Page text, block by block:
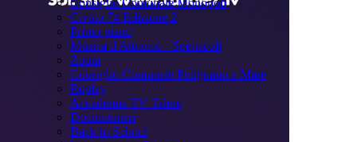
Consiglio Comunale Monopoli
Civico 74 Edizione 2
Primo piano
Musica d'Attracco - Spettacoli
Zoom
Consiglio Comunale Polignano a Mare
Replay
Accademia TV Talent
Documentari
Back to School